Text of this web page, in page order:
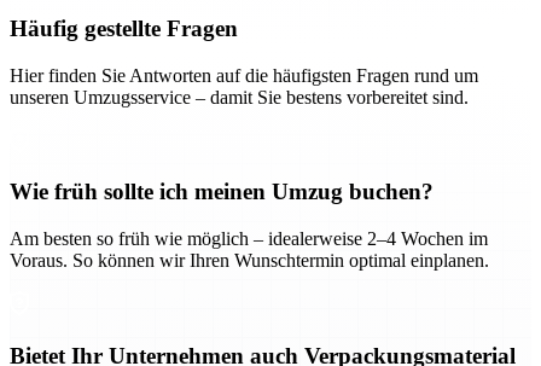
Häufig gestellte Fragen
Hier finden Sie Antworten auf die häufigsten Fragen rund um
unseren Umzugsservice – damit Sie bestens vorbereitet sind.
Wie früh sollte ich meinen Umzug buchen?
Am besten so früh wie möglich – idealerweise 2–4 Wochen im
Voraus. So können wir Ihren Wunschtermin optimal einplanen.
Bietet Ihr Unternehmen auch Verpackungsmaterial